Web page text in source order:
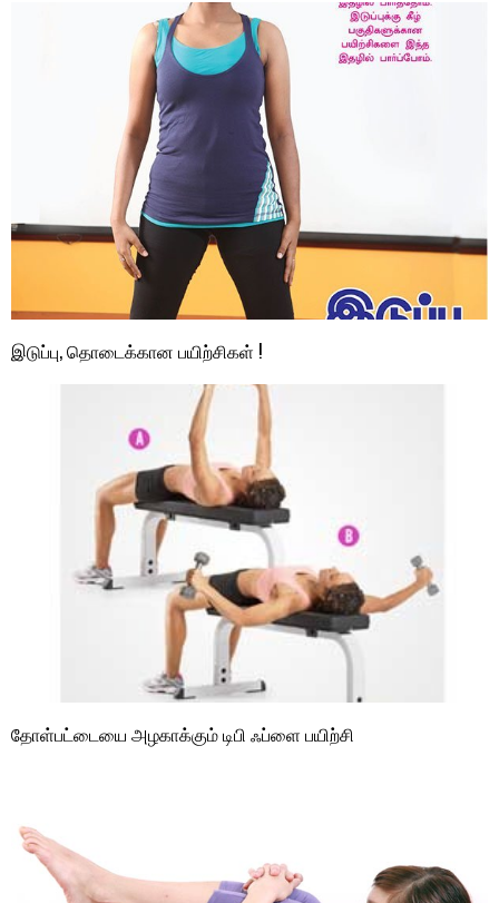
இடுப்பு, தொடைக்கான பயிற்சிகள் !
தோள்பட்டையை அழகாக்கும் டிபி ஃப்ளை பயிற்சி